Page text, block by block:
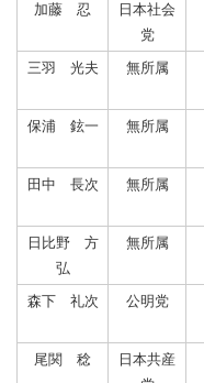
加藤 忍
日本社会
党
三羽 光夫
無所属
保浦 鉉一
無所属
田中 長次
無所属
日比野 方
弘
無所属
森下 礼次
公明党
尾関 稔
日本共産